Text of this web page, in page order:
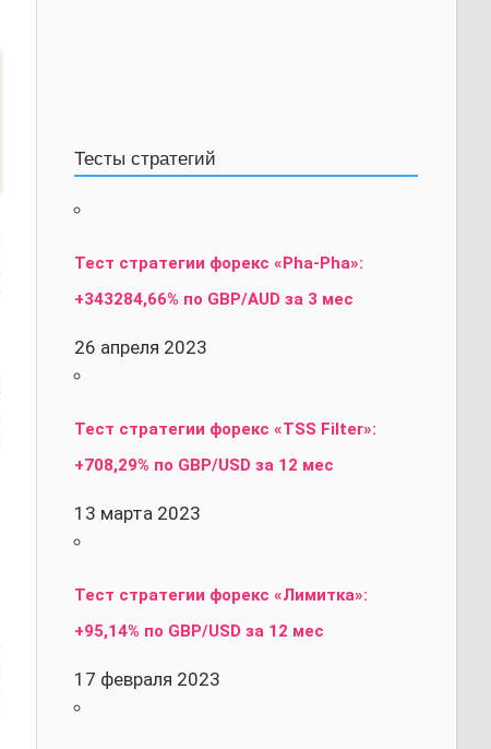
Тесты стратегий
Тест стратегии форекс «Pha-Pha»:
+343284,66% по GBP/AUD за 3 мес
26 апреля 2023
Тест стратегии форекс «TSS Filter»:
+708,29% по GBP/USD за 12 мес
13 марта 2023
Тест стратегии форекс «Лимитка»:
+95,14% по GBP/USD за 12 мес
17 февраля 2023